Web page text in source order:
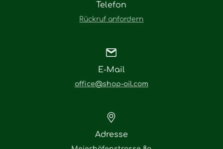
Telefon
Rückruf anfordern
E-Mail
office@shop-oil.com
Adresse